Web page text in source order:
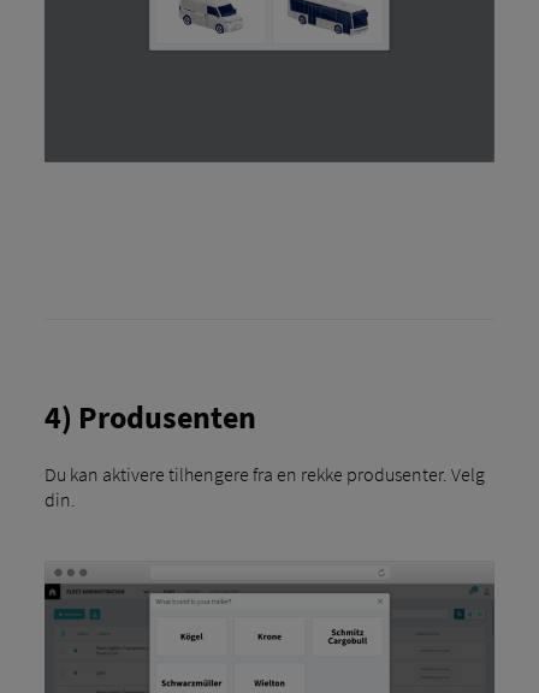
4) Produsenten
Du kan aktivere tilhengere fra en rekke produsenter. Velg
din.